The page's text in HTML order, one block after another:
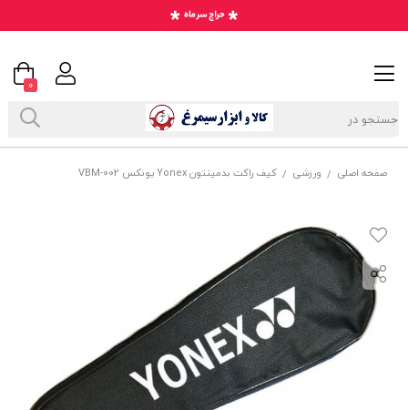
صفحه اصلی / ورزشی / کیف راکت بدمینتون Yonex یونکس VBM-002
0